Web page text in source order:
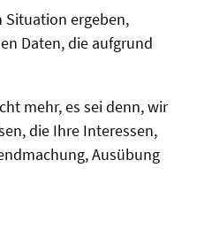
Situation ergeben,
Daten, die aufgrund
mehr, es sei denn, wir
die Ihre Interessen,
Ausübung